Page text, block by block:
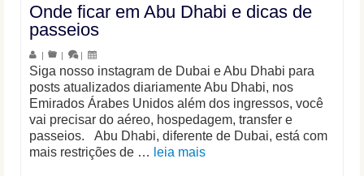
Onde ficar em Abu Dhabi e dicas de
passeios
| | |
Siga nosso instagram de Dubai e Abu Dhabi para
posts atualizados diariamente Abu Dhabi, nos
Emirados Árabes Unidos além dos ingressos, você
vai precisar do aéreo, hospedagem, transfer e
passeios. Abu Dhabi, diferente de Dubai, está com
mais restrições de … leia mais